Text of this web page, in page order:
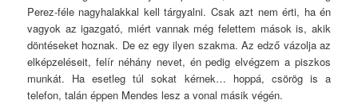
Perez-féle nagyhalakkal kell tárgyalni. Csak azt nem érti, ha én
vagyok az igazgató, miért vannak még felettem mások is, akik
döntéseket hoznak. De ez egy ilyen szakma. Az edző vázolja az
elképzeléseit, felír néhány nevet, én pedig elvégzem a piszkos
munkát. Ha esetleg túl sokat kérnek… hoppá, csörög is a
telefon, talán éppen Mendes lesz a vonal másik végén.